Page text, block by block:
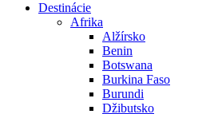
Destinácie
Afrika
Alžírsko
Benin
Botswana
Burkina Faso
Burundi
Džibutsko